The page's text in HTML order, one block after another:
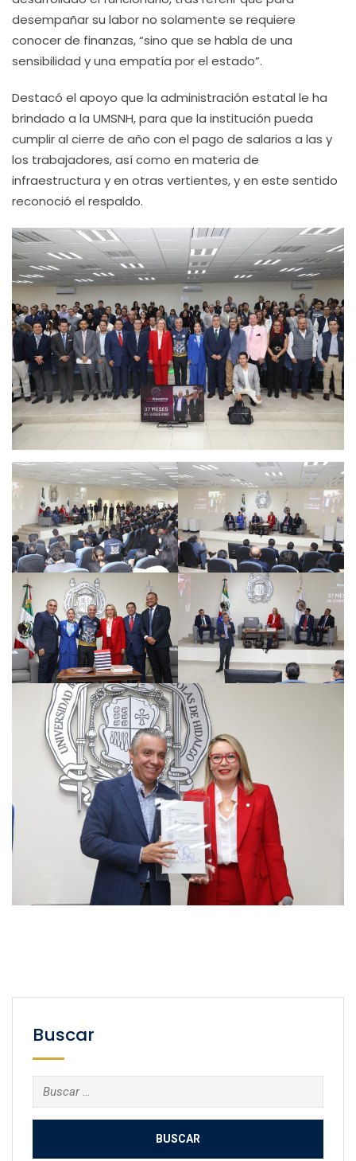
desempañar su labor no solamente se requiere
conocer de finanzas, “sino que se habla de una
sensibilidad y una empatía por el estado”.
Destacó el apoyo que la administración estatal le ha
brindado a la UMSNH, para que la institución pueda
cumplir al cierre de año con el pago de salarios a las y
los trabajadores, así como en materia de
infraestructura y en otras vertientes, y en este sentido
reconoció el respaldo.
Buscar
Buscar: